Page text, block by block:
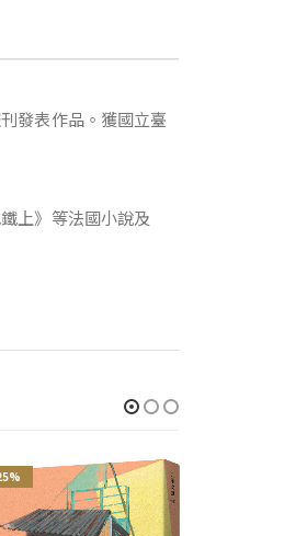
發表作品。獲國立臺
上》等法國小說及